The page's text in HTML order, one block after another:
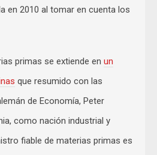
en 2010 al tomar en cuenta los
primas se extiende en un
que resumido con las
de Economía, Peter
como nación industrial y
fiable de materias primas es